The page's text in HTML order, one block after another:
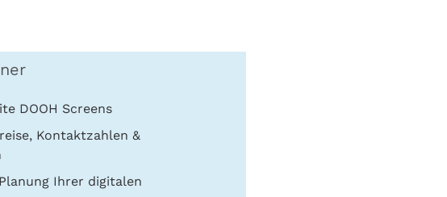
DOOH Screens
Kontaktzahlen &
Ihrer digitalen